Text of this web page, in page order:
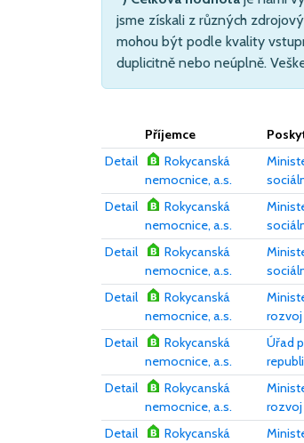
jsme získali z různých
mohou být podle kvality
duplicitně nebo neúplně.
Příjemce
Detail
Rokycanská
nemocnice, a.s.
Detail
Rokycanská
nemocnice, a.s.
Detail
Rokycanská
nemocnice, a.s.
Detail
Rokycanská
nemocnice, a.s.
rozvoj
Detail
Rokycanská
nemocnice, a.s.
Úřad
Detail
Rokycanská
nemocnice, a.s.
rozvoj
Detail
Rokycanská